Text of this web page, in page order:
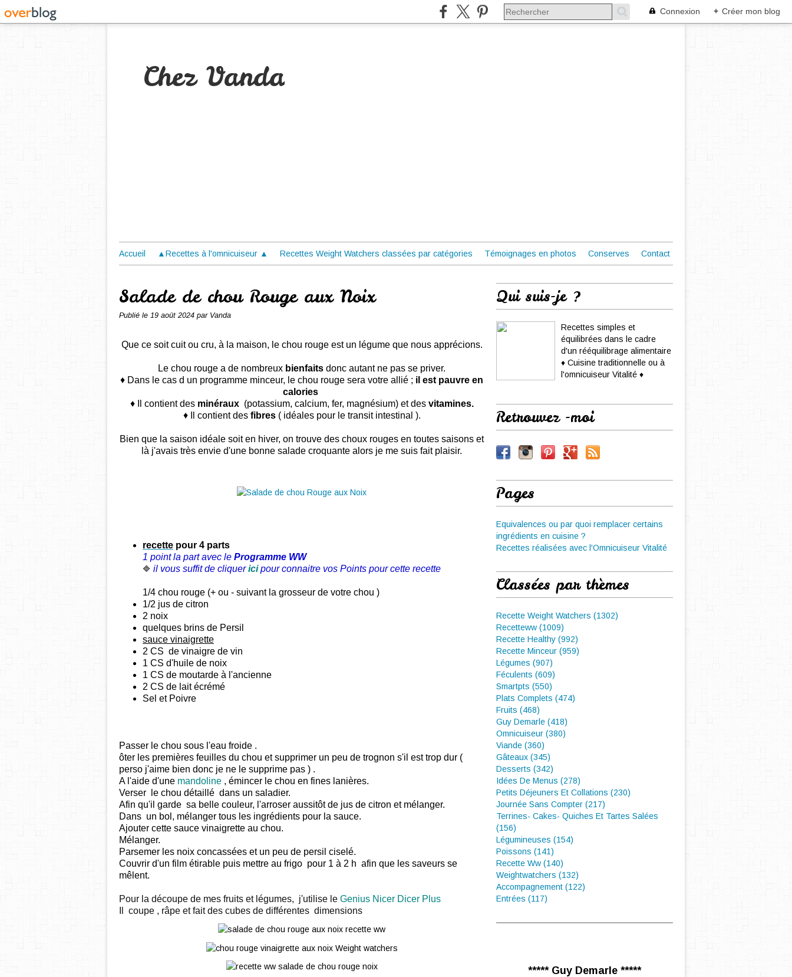
Connexion + Créer mon blog
Chez Vanda
Accueil ▲Recettes à l'omnicuiseur ▲ Recettes Weight Watchers classées par catégories Témoignages en photos Conserves Contact
Salade de chou Rouge aux Noix
Publié le 19 août 2024 par Vanda
Que ce soit cuit ou cru, à la maison, le chou rouge est un légume que nous apprécions.
Le chou rouge a de nombreux bienfaits donc autant ne pas se priver.
♦ Dans le cas d un programme minceur, le chou rouge sera votre allié ; il est pauvre en
calories
♦ Il contient des minéraux (potassium, calcium, fer, magnésium) et des vitamines.
♦ Il contient des fibres ( idéales pour le transit intestinal ).
Bien que la saison idéale soit en hiver, on trouve des choux rouges en toutes saisons et
là j'avais très envie d'une bonne salade croquante alors je me suis fait plaisir.
recette pour 4 parts
1 point la part avec le Programme WW
🔷 il vous suffit de cliquer ici pour connaitre vos Points pour cette recette
1/4 chou rouge (+ ou - suivant la grosseur de votre chou )
1/2 jus de citron
2 noix
quelques brins de Persil
sauce vinaigrette
2 CS de vinaigre de vin
1 CS d'huile de noix
1 CS de moutarde à l'ancienne
2 CS de lait écrémé
Sel et Poivre
Passer le chou sous l'eau froide .
ôter les premières feuilles du chou et supprimer un peu de trognon s'il est trop dur (
perso j'aime bien donc je ne le supprime pas ) .
A l'aide d'une mandoline , émincer le chou en fines lanières.
Verser le chou détaillé dans un saladier.
Afin qu'il garde sa belle couleur, l'arroser aussitôt de jus de citron et mélanger.
Dans un bol, mélanger tous les ingrédients pour la sauce.
Ajouter cette sauce vinaigrette au chou.
Mélanger.
Parsemer les noix concassées et un peu de persil ciselé.
Couvrir d'un film étirable puis mettre au frigo pour 1 à 2 h afin que les saveurs se
mêlent.
Pour la découpe de mes fruits et légumes, j'utilise le Genius Nicer Dicer Plus
Il coupe , râpe et fait des cubes de différentes dimensions
Qui suis-je ?
Recettes simples et
équilibrées dans le cadre
d'un rééquilibrage alimentaire
♦ Cuisine traditionnelle ou à
l'omnicuiseur Vitalité ♦
Retrouvez -moi
Pages
Equivalences ou par quoi remplacer certains
ingrédients en cuisine ?
Recettes réalisées avec l'Omnicuiseur Vitalité
Classées par thèmes
Recette Weight Watchers (1302)
Recetteww (1009)
Recette Healthy (992)
Recette Minceur (959)
Légumes (907)
Féculents (609)
Smartpts (550)
Plats Complets (474)
Fruits (468)
Guy Demarle (418)
Omnicuiseur (380)
Viande (360)
Gâteaux (345)
Desserts (342)
Idées De Menus (278)
Petits Déjeuners Et Collations (230)
Journée Sans Compter (217)
Terrines- Cakes- Quiches Et Tartes Salées
(156)
Légumineuses (154)
Poissons (141)
Recette Ww (140)
Weightwatchers (132)
Accompagnement (122)
Entrées (117)
***** Guy Demarle *****